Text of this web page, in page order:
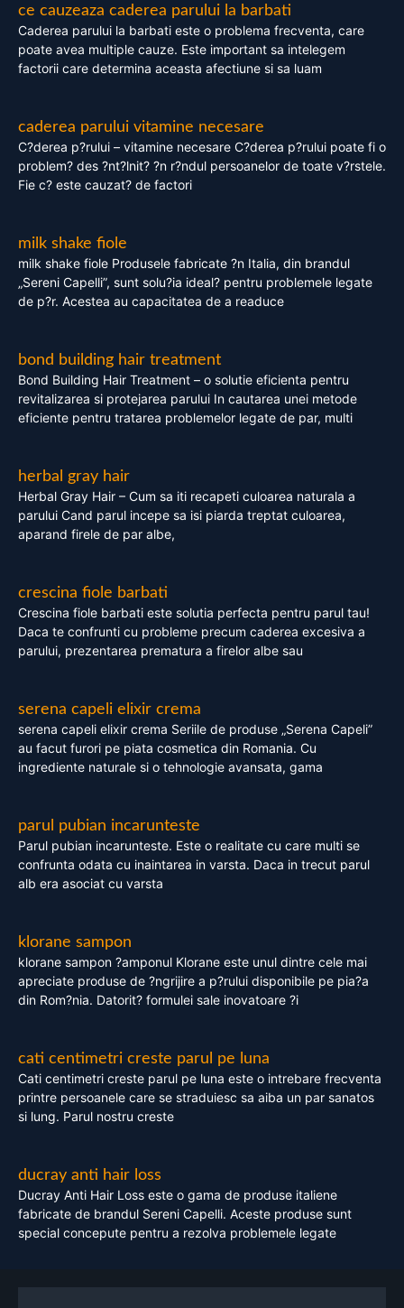
ce cauzeaza caderea parului la barbati
Caderea parului la barbati este o problema frecventa, care
poate avea multiple cauze. Este important sa intelegem
factorii care determina aceasta afectiune si sa luam
caderea parului vitamine necesare
C?derea p?rului – vitamine necesare C?derea p?rului poate fi o
problem? des ?nt?lnit? ?n r?ndul persoanelor de toate v?rstele.
Fie c? este cauzat? de factori
milk shake fiole
milk shake fiole Produsele fabricate ?n Italia, din brandul
„Sereni Capelli”, sunt solu?ia ideal? pentru problemele legate
de p?r. Acestea au capacitatea de a readuce
bond building hair treatment
Bond Building Hair Treatment – o solutie eficienta pentru
revitalizarea si protejarea parului In cautarea unei metode
eficiente pentru tratarea problemelor legate de par, multi
herbal gray hair
Herbal Gray Hair – Cum sa iti recapeti culoarea naturala a
parului Cand parul incepe sa isi piarda treptat culoarea,
aparand firele de par albe,
crescina fiole barbati
Crescina fiole barbati este solutia perfecta pentru parul tau!
Daca te confrunti cu probleme precum caderea excesiva a
parului, prezentarea prematura a firelor albe sau
serena capeli elixir crema
serena capeli elixir crema Seriile de produse „Serena Capeli”
au facut furori pe piata cosmetica din Romania. Cu
ingrediente naturale si o tehnologie avansata, gama
parul pubian incarunteste
Parul pubian incarunteste. Este o realitate cu care multi se
confrunta odata cu inaintarea in varsta. Daca in trecut parul
alb era asociat cu varsta
klorane sampon
klorane sampon ?amponul Klorane este unul dintre cele mai
apreciate produse de ?ngrijire a p?rului disponibile pe pia?a
din Rom?nia. Datorit? formulei sale inovatoare ?i
cati centimetri creste parul pe luna
Cati centimetri creste parul pe luna este o intrebare frecventa
printre persoanele care se straduiesc sa aiba un par sanatos
si lung. Parul nostru creste
ducray anti hair loss
Ducray Anti Hair Loss este o gama de produse italiene
fabricate de brandul Sereni Capelli. Aceste produse sunt
special concepute pentru a rezolva problemele legate